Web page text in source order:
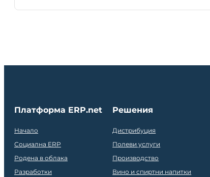
Платформа ERP.net
Начало
Социална ERP
Родена в облака
Разработки
Решения
Дистрибуция
Полеви услуги
Производство
Вино и спиртни напитки